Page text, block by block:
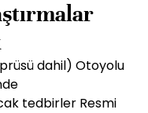
dahil) Otoyolu
tedbirler Resmi